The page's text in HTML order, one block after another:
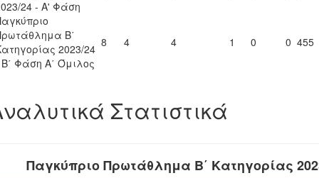
24 - Α' Φάση
Β΄
2023/24
Φάση Α΄ Όμιλος
8 4 4 1 0 0 455
Στατιστικά
Παγκύπριο Πρωτάθλημα Β΄ Κατηγορίας